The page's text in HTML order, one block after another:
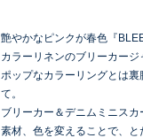
艶やかなピンクが春色『
カラーリネンのブリーカージ
ポップなカラーリングとは
て。
ブリーカー＆デニムミニスカ
素材、色を変えることで、と